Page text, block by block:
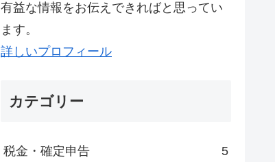
有益な情報をお伝えできればと思ってい
ます。
詳しいプロフィール
カテゴリー
税金・確定申告 5